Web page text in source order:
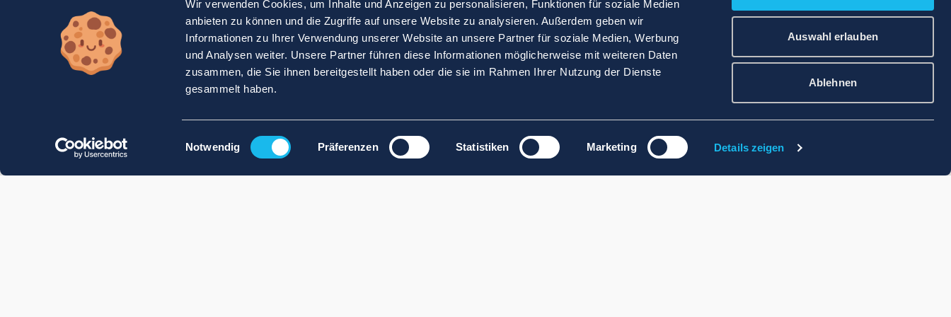
Wir verwenden Cookies, um Inhalte und Anzeigen zu personalisieren, Funktionen für soziale Medien
anbieten zu können und die Zugriffe auf unsere Website zu analysieren. Außerdem geben wir
Informationen zu Ihrer Verwendung unserer Website an unsere Partner für soziale Medien, Werbung
und Analysen weiter. Unsere Partner führen diese Informationen möglicherweise mit weiteren Daten
zusammen, die Sie ihnen bereitgestellt haben oder die sie im Rahmen Ihrer Nutzung der Dienste
gesammelt haben.
Einwilligungsauswahl
Notwendig Präferenzen Statistiken Marketing Details zeigen
Auswahl erlauben
Ablehnen